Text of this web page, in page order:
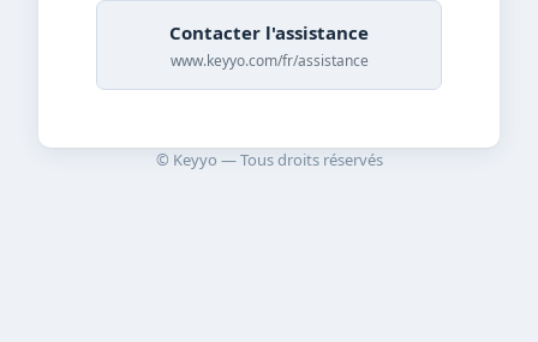
Contacter l'assistance
www.keyyo.com/fr/assistance
© Keyyo — Tous droits réservés